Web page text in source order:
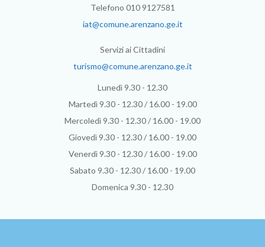
Telefono 010 9127581
iat@comune.arenzano.ge.it
Servizi ai Cittadini
turismo@comune.arenzano.ge.it
Lunedì 9.30 - 12.30
Martedì 9.30 - 12.30 / 16.00 - 19.00
Mercoledì 9.30 - 12.30 / 16.00 - 19.00
Giovedì 9.30 - 12.30 / 16.00 - 19.00
Venerdì 9.30 - 12.30 / 16.00 - 19.00
Sabato 9.30 - 12.30 / 16.00 - 19.00
Domenica 9.30 - 12.30